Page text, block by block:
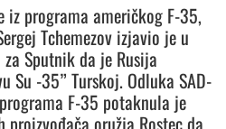
iz programa američkog F-35,
Tchemezov izjavio je u
Sputnik da je Rusija
Su -35” Turskoj. Odluka SAD-
F-35 potaknula je
oružja Rostec da